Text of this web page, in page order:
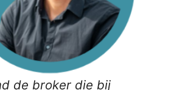
de broker die bij